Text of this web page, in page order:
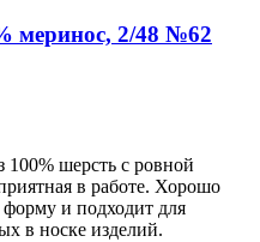
меринос, 2/48 №62
100% шерсть с ровной
в работе. Хорошо
форму и подходит для
в носке изделий.